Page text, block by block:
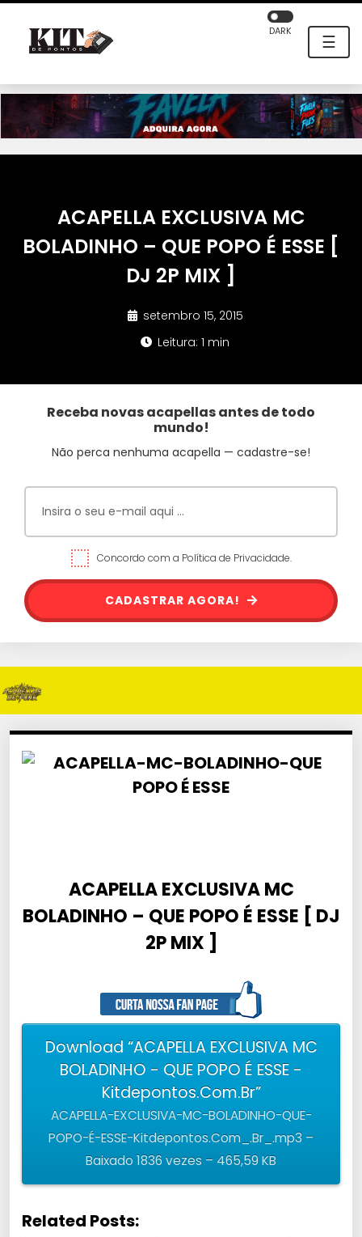
☰
DARK
ACAPELLA EXCLUSIVA MC
BOLADINHO – QUE POPO É ESSE [
DJ 2P MIX ]
setembro 15, 2015
Leitura: 1 min
Receba novas acapellas antes de todo
mundo!
Não perca nenhuma acapella — cadastre-se!
Concordo com a Política de Privacidade.
CADASTRAR AGORA!
ACAPELLA EXCLUSIVA MC
BOLADINHO – QUE POPO É ESSE [ DJ
2P MIX ]
Download “ACAPELLA EXCLUSIVA MC
BOLADINHO - QUE POPO É ESSE -
Kitdepontos.Com.Br”
ACAPELLA-EXCLUSIVA-MC-BOLADINHO-QUE-
POPO-É-ESSE-Kitdepontos.Com_.Br_.mp3 –
Baixado 1836 vezes – 465,59 KB
Related Posts: